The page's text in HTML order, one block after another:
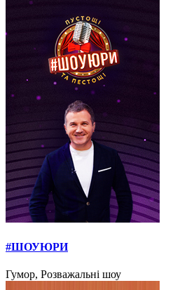
#ШОУЮРИ
Гумор, Розважальні шоу